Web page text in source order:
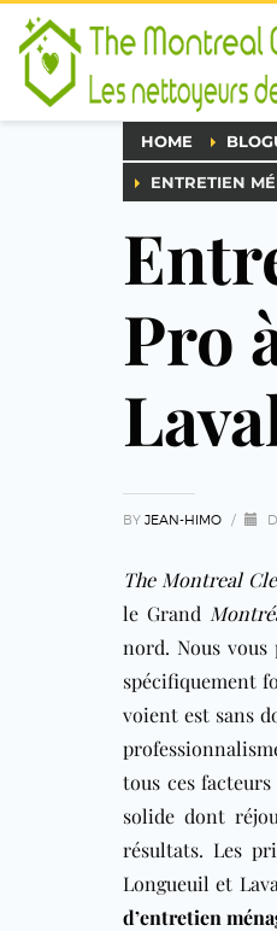
HOME
ENTRETIEN
Pro
BY JEAN-HIMO /
The Montreal
le Grand
nord. Nous vous
spécifiquement
voient est sans
tous ces
solide dont
résultats. Les
Longueuil et
d’entretien